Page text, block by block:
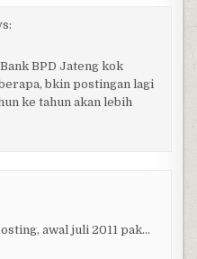
BPD Jateng kok
bkin postingan lagi
ke tahun akan lebih
awal juli 2011 pak…